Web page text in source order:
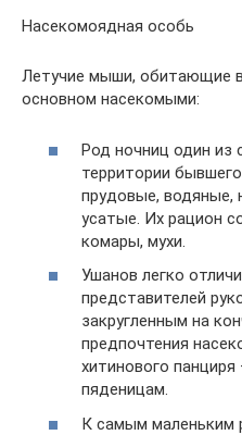
Насекомоядная особь
Летучие мыши, обитающие
основном насекомыми:
Род ночниц один из
территории
прудовые, водяные,
усатые. Их рацион
комары, мухи.
Ушанов легко
представителей
закругленным на
предпочтения
хитинового
пяденицам.
К самым маленьким